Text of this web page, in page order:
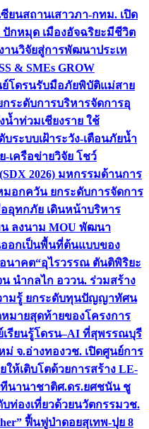
ซียนสถานเสาวภา-กทม. เปิด
ปักหมุด เมืองอัจฉริยะมีชีวิต
านวิจัยสู่การพัฒนาประเท
& SMEs GROW
ย์โดรนรับมือภัยพิบัติแม่สาย
ระดับการบริหารจัดการอุ
น้ำท่วมเชียงราย ใช้
ระบบเฝ้าระวัง-เตือนภัยน้ำ
-เครือข่ายวิจัย โชว์
2026) มหกรรมด้านการ
อกควัน ยกระดับการจัดการ
อุทกภัย เดินหน้าบริหาร
ลงนาม MOU พัฒนา
อกเป็นพื้นที่ต้นแบบของ
อนาคต“อุไรวรรณ ตันติพิริยะ
นำกลไก อววน. ร่วมสร้าง
ามรู้ ยกระดับทุนปัญญาทัศน
หมายสุดท้ายของโครงการ
เรียนรู้โดรน–AI ที่สุพรรณบุรี
ม่ จ.อ่างทองวช. เปิดศูนย์การ
ให้เติบโตด้วยการสร้าง LE-
ทีนานาชาติศ.ดร.ยศชนัน ชู
ท่องเที่ยวด้วยนวัตกรรมวช.
ฟื้นฟูป่าดอยสุเทพ-ปุย 8